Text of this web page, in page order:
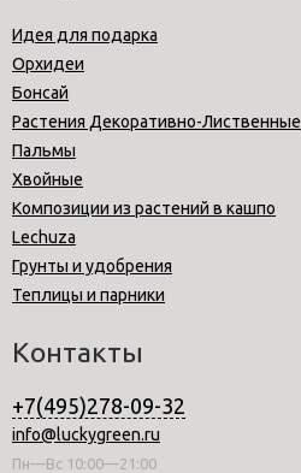
Идея для подарка
Орхидеи
Бонсай
Растения Декоративно-Лиственные
Пальмы
Хвойные
Композиции из растений в кашпо
Lechuza
Грунты и удобрения
Теплицы и парники
Контакты
+7(495)278-09-32
info@luckygreen.ru
Пн—Вс 10:00—21:00